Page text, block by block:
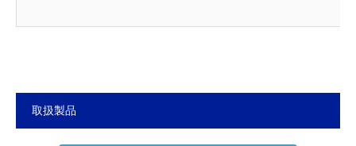
取扱製品